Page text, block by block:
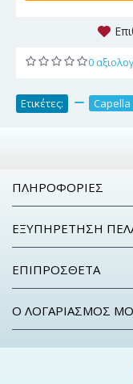
0
Ετικέτες:
ΠΛΗΡΟΦΟΡΊΕΣ
ΕΞΥΠΗΡΈΤΗΣΗ
ΕΠΙΠΡΌΣΘΕΤΑ
Ο ΛΟΓΑΡΙΑΣΜΌΣ